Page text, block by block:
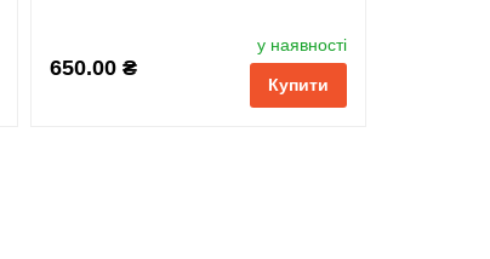
650.00 ₴
у наявності
Купити